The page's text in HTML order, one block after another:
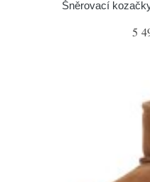
Šněrovací
5